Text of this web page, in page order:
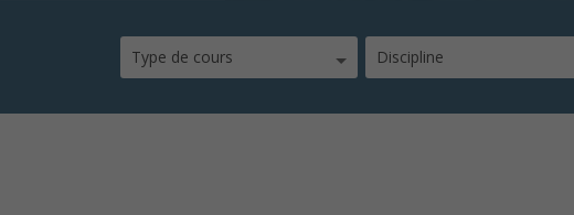
Type de cours Discipline